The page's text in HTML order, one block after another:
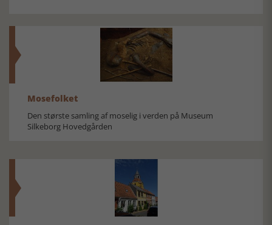
Mosefolket
Den største samling af moselig i verden på Museum
Silkeborg Hovedgården